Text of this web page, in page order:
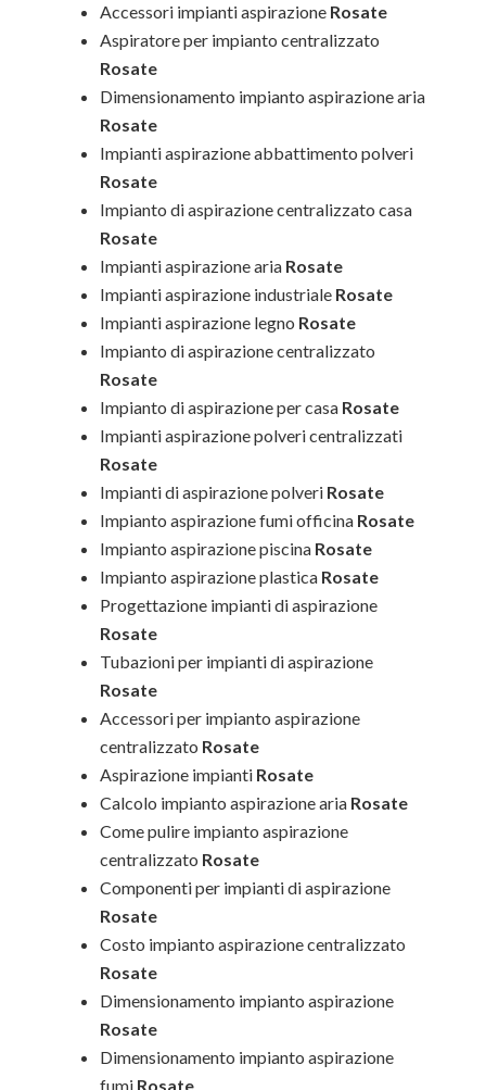
Accessori impianti aspirazione Rosate
Aspiratore per impianto centralizzato
Rosate
Dimensionamento impianto aspirazione aria
Rosate
Impianti aspirazione abbattimento polveri
Rosate
Impianto di aspirazione centralizzato casa
Rosate
Impianti aspirazione aria Rosate
Impianti aspirazione industriale Rosate
Impianti aspirazione legno Rosate
Impianto di aspirazione centralizzato
Rosate
Impianto di aspirazione per casa Rosate
Impianti aspirazione polveri centralizzati
Rosate
Impianti di aspirazione polveri Rosate
Impianto aspirazione fumi officina Rosate
Impianto aspirazione piscina Rosate
Impianto aspirazione plastica Rosate
Progettazione impianti di aspirazione
Rosate
Tubazioni per impianti di aspirazione
Rosate
Accessori per impianto aspirazione
centralizzato Rosate
Aspirazione impianti Rosate
Calcolo impianto aspirazione aria Rosate
Come pulire impianto aspirazione
centralizzato Rosate
Componenti per impianti di aspirazione
Rosate
Costo impianto aspirazione centralizzato
Rosate
Dimensionamento impianto aspirazione
Rosate
Dimensionamento impianto aspirazione
fumi Rosate